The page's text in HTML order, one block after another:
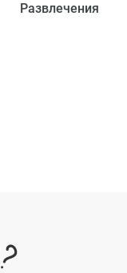
Развлечения